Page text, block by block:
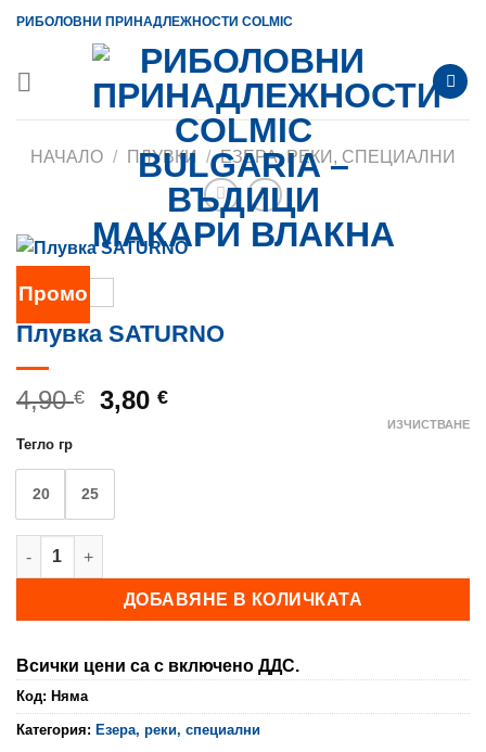
SkipРИБОЛОВНИ ПРИНАДЛЕЖНОСТИ COLMIC
НАЧАЛО / ПЛУВКИ / ЕЗЕРА, РЕКИ, СПЕЦИАЛНИ
Промо
Плувка SATURNO
4,90€
Original
4,90 €.
3,80€Текущата
Тегло гр
20 25
ИЗЧИСТВАНЕ
количество за Плувка SATURNO
ДОБАВЯНЕ В КОЛИЧКАТА
Всички цени са с включено ДДС.
Код: Няма
Категория: Езера, реки, специални